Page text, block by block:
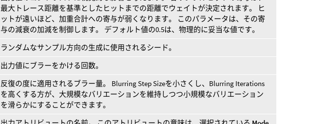
最大トレース距離を基準としたヒットまでの距離でウェイトが決定されます。 ヒ
ットが遠いほど、加重合計への寄与が弱くなります。 このパラメータは、その寄
与の減衰の加減を制御します。 デフォルト値の0.5は、物理的に妥当な値です。
ランダムなサンプル方向の生成に使用されるシード。
出力値にブラーをかける回数。
反復の度に適用されるブラー量。 Blurring Step Sizeを小さくし、Blurring Iterations
を高くする方が、大規模なバリエーションを維持しつつ小規模なバリエーション
を滑らかにすることができます。